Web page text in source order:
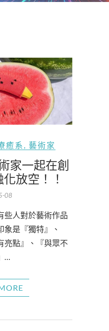
癒系 , 藝術家
家一起在創
放空！！
08
象是『獨特』、
亮點』、『與眾不
…